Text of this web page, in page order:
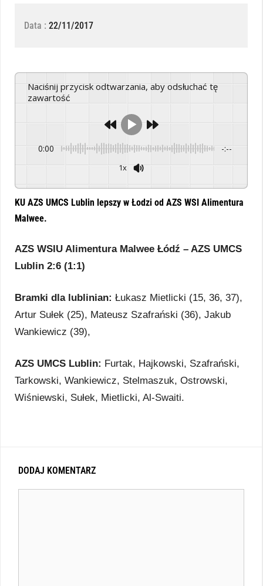
Data : 22/11/2017
Naciśnij przycisk odtwarzania, aby odsłuchać tę
zawartość
0:00 -:--
1x
KU AZS UMCS Lublin lepszy w Łodzi od AZS WSI Alimentura
Malwee.
AZS WSIU Alimentura Malwee Łódź – AZS UMCS
Lublin 2:6 (1:1)
Bramki dla lublinian: Łukasz Mietlicki (15, 36, 37),
Artur Sułek (25), Mateusz Szafrański (36), Jakub
Wankiewicz (39),
AZS UMCS Lublin: Furtak, Hajkowski, Szafrański,
Tarkowski, Wankiewicz, Stelmaszuk, Ostrowski,
Wiśniewski, Sułek, Mietlicki, Al-Swaiti.
DODAJ KOMENTARZ